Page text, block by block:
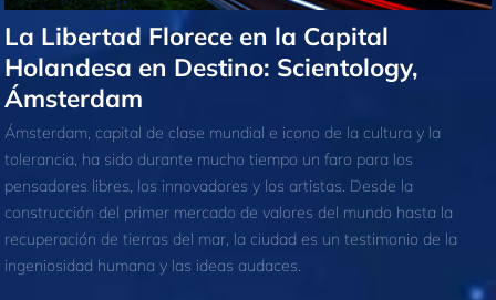
La Libertad Florece en la Capital
Holandesa en Destino: Scientology,
Ámsterdam
Ámsterdam, capital de clase mundial e icono de la cultura y la
tolerancia, ha sido durante mucho tiempo un faro para los
pensadores libres, los innovadores y los artistas. Desde la
construcción del primer mercado de valores del mundo hasta la
recuperación de tierras del mar, la ciudad es un testimonio de la
ingeniosidad humana y las ideas audaces.